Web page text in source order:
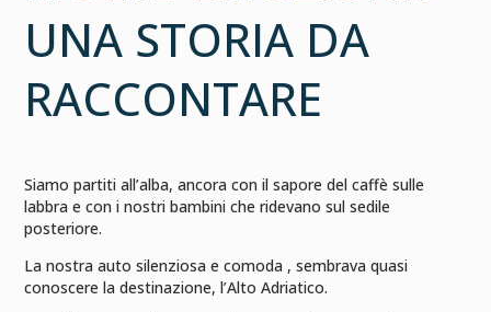
UNA STORIA DA
RACCONTARE
Siamo partiti all’alba, ancora con il sapore del caffè sulle
labbra e con i nostri bambini che ridevano sul sedile
posteriore.
La nostra auto silenziosa e comoda , sembrava quasi
conoscere la destinazione, l’Alto Adriatico.